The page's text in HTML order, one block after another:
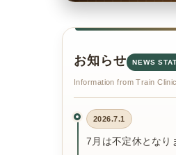
お知らせ NEWS
Information from Train Clinic
2026.7.1
7月は不定休となり